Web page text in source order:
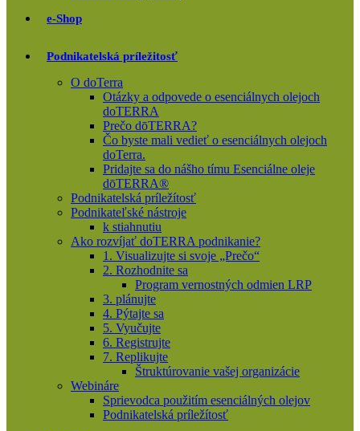
e-Shop
Podnikatelská príležitosť
O doTerra
Otázky a odpovede o esenciálnych olejoch
doTERRA
Prečo dōTERRA?
Čo byste mali vedieť o esenciálnych olejoch
doTerra.
Pridajte sa do nášho tímu Esenciálne oleje
dōTERRA®
Podnikatelská príležítosť
Podnikateľské nástroje
k stiahnutiu
Ako rozvíjať doTERRA podnikanie?
1. Visualizujte si svoje „Prečo“
2. Rozhodnite sa
Program vernostných odmien LRP
3. plánujte
4. Pýtajte sa
5. Vyučujte
6. Registrujte
7. Replikujte
Štruktúrovanie vašej organizácie
Webináre
Sprievodca použitím esenciálných olejov
Podnikatelská príležítosť